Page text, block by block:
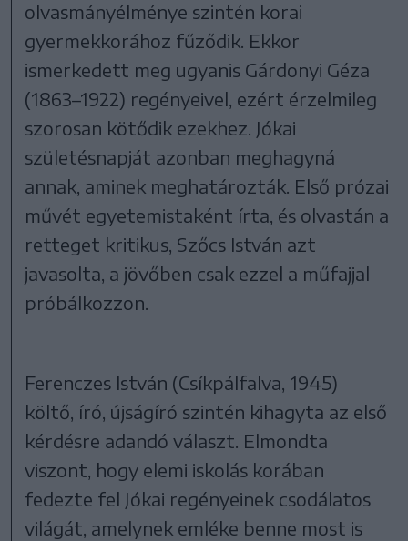
olvasmányélménye szintén korai
gyermekkorához fűződik. Ekkor
ismerkedett meg ugyanis Gárdonyi Géza
(1863–1922) regényeivel, ezért érzelmileg
szorosan kötődik ezekhez. Jókai
születésnapját azonban meghagyná
annak, aminek meghatározták. Első prózai
művét egyetemistaként írta, és olvastán a
retteget kritikus, Szőcs István azt
javasolta, a jövőben csak ezzel a műfajjal
próbálkozzon.
Ferenczes István (Csíkpálfalva, 1945)
költő, író, újságíró szintén kihagyta az első
kérdésre adandó választ. Elmondta
viszont, hogy elemi iskolás korában
fedezte fel Jókai regényeinek csodálatos
világát, amelynek emléke benne most is